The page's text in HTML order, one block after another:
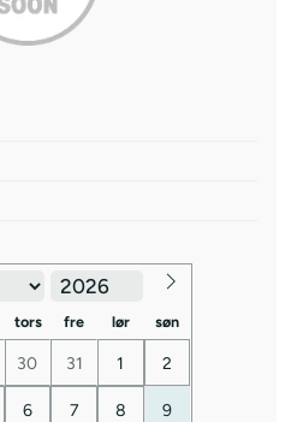
tors fre lør søn
30 31 1 2
6 7 8 9